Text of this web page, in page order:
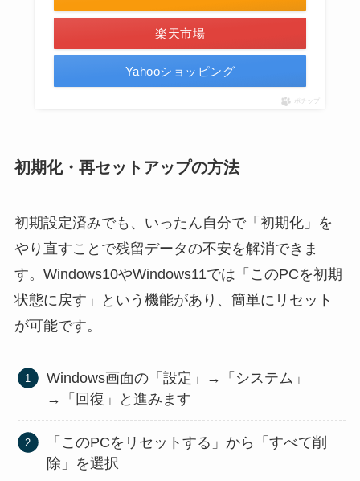
楽天市場
Yahooショッピング
ポチップ
初期化・再セットアップの方法
初期設定済みでも、いったん自分で「初期化」を
やり直すことで残留データの不安を解消できま
す。Windows10やWindows11では「このPCを初期
状態に戻す」という機能があり、簡単にリセット
が可能です。
Windows画面の「設定」→「システム」
→「回復」と進みます
「このPCをリセットする」から「すべて削
除」を選択